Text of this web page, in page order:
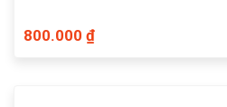
800.000 ₫